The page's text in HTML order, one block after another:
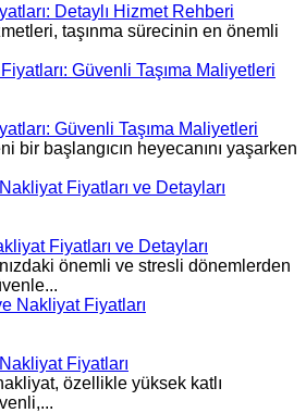
Detaylı Hizmet Rehberi
taşınma sürecinin en önemli
Güvenli Taşıma Maliyetleri
bir başlangıcın heyecanını yaşarken
Fiyatları ve Detayları
önemli ve stresli dönemlerden
Fiyatları
özellikle yüksek katlı